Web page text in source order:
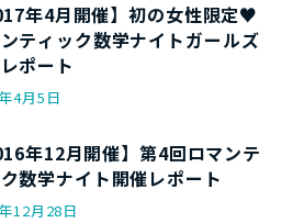
年4月開催】初の女性限定♥
ティック数学ナイトガールズ
ポート
4月5日
年12月開催】第4回ロマンテ
数学ナイト開催レポート
12月28日